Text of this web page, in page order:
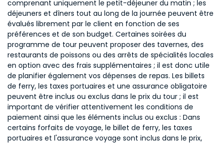
comprenant uniquement le petit-déjeuner du matin ; les
déjeuners et dîners tout au long de la journée peuvent être
évalués librement par le client en fonction de ses
préférences et de son budget. Certaines soirées du
programme de tour peuvent proposer des tavernes, des
restaurants de poissons ou des arrêts de spécialités locales
en option avec des frais supplémentaires ; il est donc utile
de planifier également vos dépenses de repas. Les billets
de ferry, les taxes portuaires et une assurance obligatoire
peuvent être inclus ou exclus dans le prix du tour ; il est
important de vérifier attentivement les conditions de
paiement ainsi que les éléments inclus ou exclus : Dans
certains forfaits de voyage, le billet de ferry, les taxes
portuaires et l'assurance voyage sont inclus dans le prix,